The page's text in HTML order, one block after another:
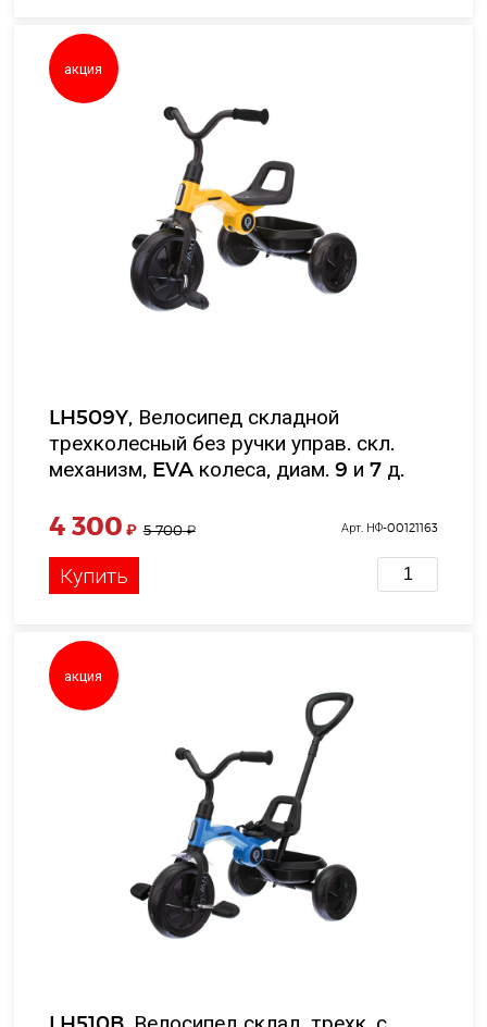
акция
LH509Y, Велосипед складной
трехколесный без ручки управ. скл.
механизм, EVA колеса, диам. 9 и 7 д.
4 300 ₽ 5 700₽ Арт. НФ-00121163
Купить
акция